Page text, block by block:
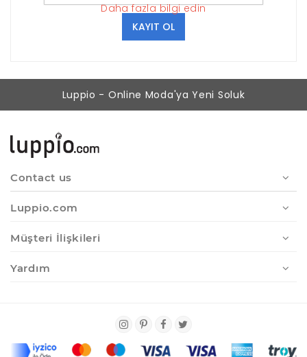
KAYIT OL
Luppio - Online Moda'ya Yeni Soluk
Contact us
Luppio.com
Müşteri İlişkileri
Yardım
Daha fazla bilgi edin